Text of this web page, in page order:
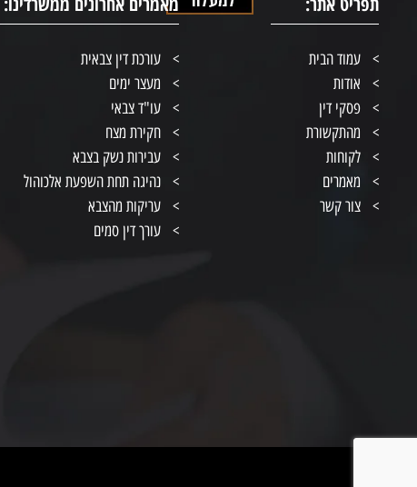
עמוד הבית
אודות
פסקי דין
מהתקשורת
לקוחות
מאמרים
צור קשר
עורכת דין צבאית
מעצר ימים
עו"ד צבאי
חקירת מצח
עבירות נשק בצבא
נהיגה תחת השפעת אלכוהול
עריקות מהצבא
עורך דין סמים